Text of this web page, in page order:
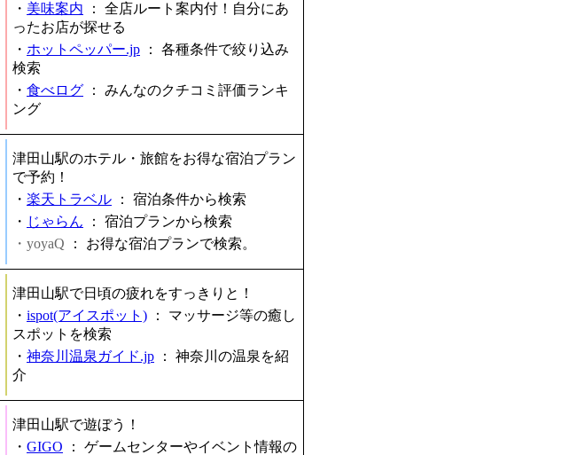
・ 美味案内 ： 全店ルート案内付！自分にあ
ったお店が探せる
・ ホットペッパー.jp ： 各種条件で絞り込み
検索
・ 食べログ ： みんなのクチコミ評価ランキ
ング
津田山駅のホテル・旅館をお得な宿泊プラン
で予約！
・ 楽天トラベル ： 宿泊条件から検索
・ じゃらん ： 宿泊プランから検索
・yoyaQ ： お得な宿泊プランで検索。
津田山駅で日頃の疲れをすっきりと！
・ ispot(アイスポット) ： マッサージ等の癒し
スポットを検索
・ 神奈川温泉ガイド.jp ： 神奈川の温泉を紹
介
津田山駅で遊ぼう！
・ GIGO ： ゲームセンターやイベント情報の